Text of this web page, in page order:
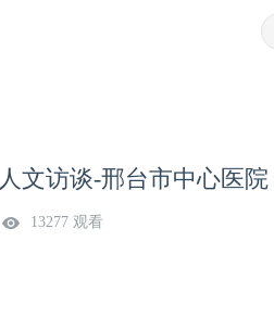
人文访谈-邢台市中心医院
13277 观看